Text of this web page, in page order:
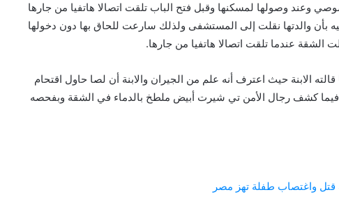
وعند وصولها لمسكنها وقبل فتح الباب تلقت اتصالا هاتفيا من جارها
بأن والدتها نقلت إلى المستشفى ولذلك سارعت للحاق بها دون دخولها
الشقة عندما تلقت اتصالا هاتفيا من جارها.
الابنة حيث اعترف أنه علم من الجيران والابنة أن لصا حاول اقتحام
فيما كشف رجال الأمن تي شيرت أبيض ملطخ بالدماء في الشقة وبفحصه
واغتصاب طفلة تهز مصر